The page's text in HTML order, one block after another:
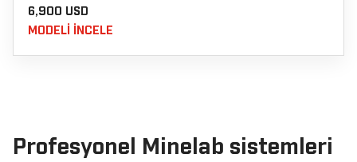
6,900 USD
MODELI INCELE
Profesyonel Minelab sistemleri